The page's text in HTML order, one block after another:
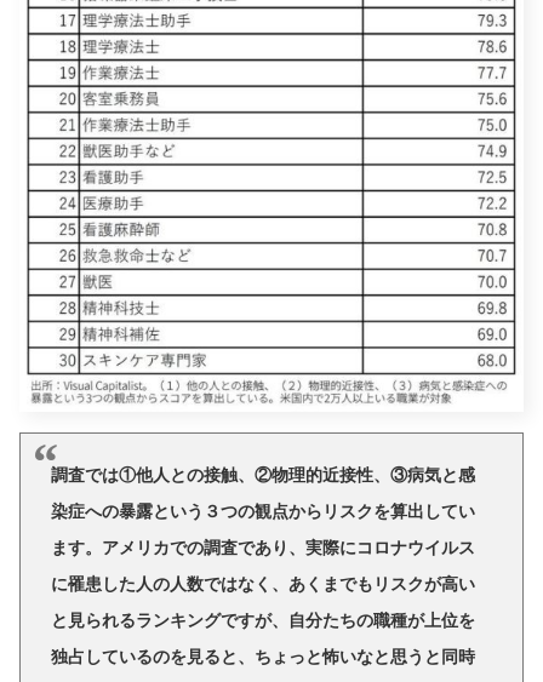
調査では①他人との接触、②物理的近接性、③病気と感
染症への暴露という３つの観点からリスクを算出してい
ます。アメリカでの調査であり、実際にコロナウイルス
に罹患した人の人数ではなく、あくまでもリスクが高い
と見られるランキングですが、自分たちの職種が上位を
独占しているのを見ると、ちょっと怖いなと思うと同時